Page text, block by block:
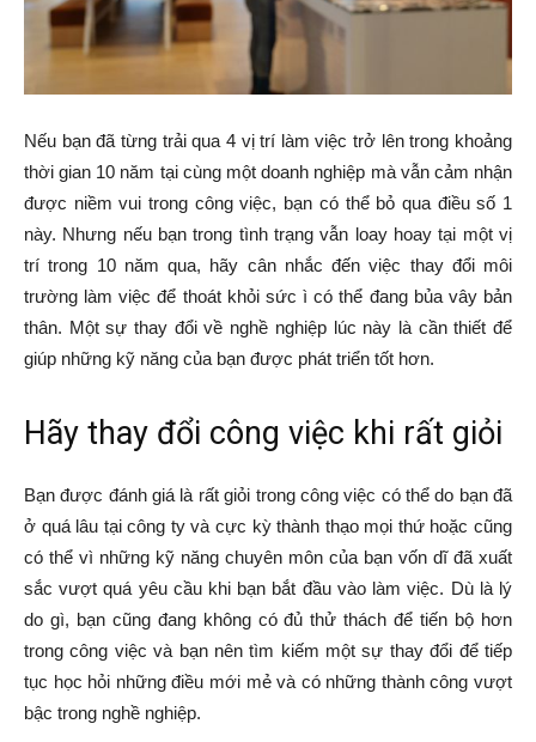
Nếu bạn đã từng trải qua 4 vị trí làm việc trở lên trong khoảng
thời gian 10 năm tại cùng một doanh nghiệp mà vẫn cảm nhận
được niềm vui trong công việc, bạn có thể bỏ qua điều số 1
này. Nhưng nếu bạn trong tình trạng vẫn loay hoay tại một vị
trí trong 10 năm qua, hãy cân nhắc đến việc thay đổi môi
trường làm việc để thoát khỏi sức ì có thể đang bủa vây bản
thân. Một sự thay đổi về nghề nghiệp lúc này là cần thiết để
giúp những kỹ năng của bạn được phát triển tốt hơn.
Hãy thay đổi công việc khi rất giỏi
Bạn được đánh giá là rất giỏi trong công việc có thể do bạn đã
ở quá lâu tại công ty và cực kỳ thành thạo mọi thứ hoặc cũng
có thể vì những kỹ năng chuyên môn của bạn vốn dĩ đã xuất
sắc vượt quá yêu cầu khi bạn bắt đầu vào làm việc. Dù là lý
do gì, bạn cũng đang không có đủ thử thách để tiến bộ hơn
trong công việc và bạn nên tìm kiếm một sự thay đổi để tiếp
tục học hỏi những điều mới mẻ và có những thành công vượt
bậc trong nghề nghiệp.